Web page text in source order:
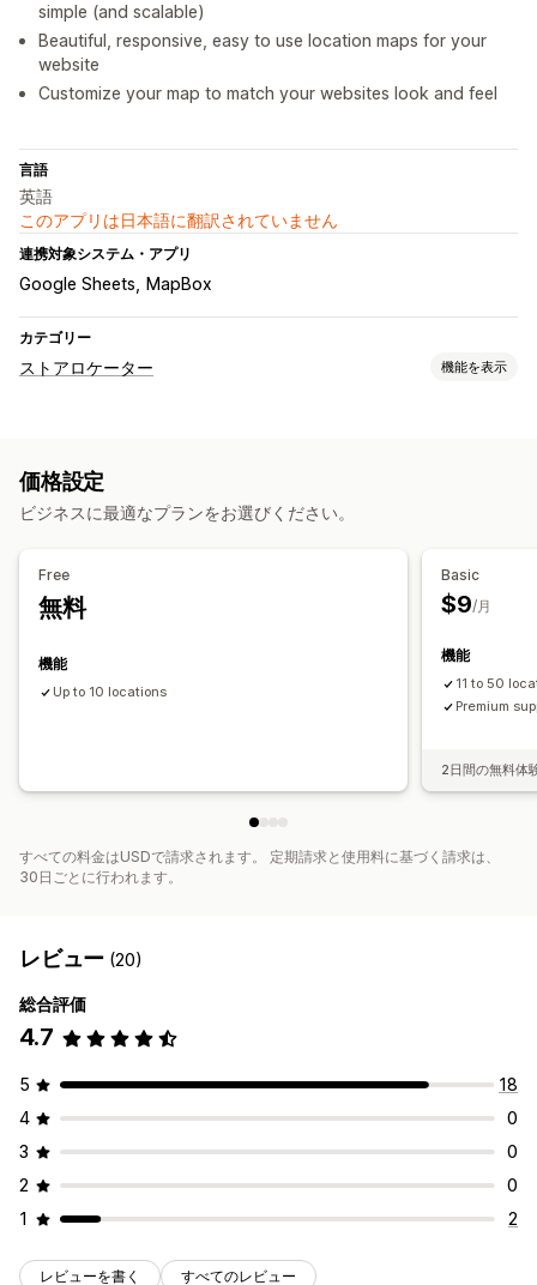
simple (and scalable)
Beautiful, responsive, easy to use location maps for your
website
Customize your map to match your websites look and feel
言語
英語
このアプリは日本語に翻訳されていません
連携対象システム・アプリ
Google Sheets MapBox
カテゴリー
ストアロケーター 機能を表示
検索と絞り込み
価格設定
ビジネスに最適なプランをお選びください。
Free
無料
機能
Up to 10 locations
Basic
$9/月
機能
11 to 50
Premium
2日間の無料体
すべての料金はUSDで請求されます。 定期請求と使用料に基づく請求は、
30日ごとに行われます。
レビュー (20)
総合評価
4.7
5
18
4
0
3
0
2
0
1
2
レビューを書く すべてのレビュー